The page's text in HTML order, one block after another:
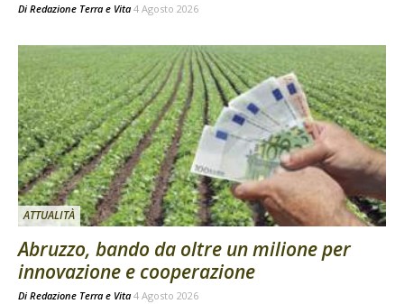
Di Redazione Terra e Vita 4 Agosto 2026
ATTUALITÀ
Abruzzo, bando da oltre un milione per
innovazione e cooperazione
Di Redazione Terra e Vita 4 Agosto 2026